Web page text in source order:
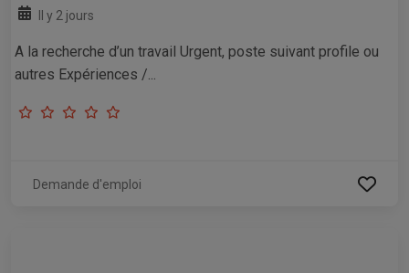
Il y 2 jours
A la recherche d’un travail Urgent, poste suivant profile ou
autres Expériences /...
Demande d'emploi